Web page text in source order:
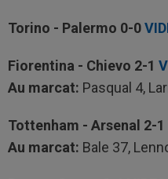
Torino - Palermo 0-0
Fiorentina - Chievo 2-1
Au marcat: Pasqual 4,
Tottenham - Arsenal 2-1
Au marcat: Bale 37,